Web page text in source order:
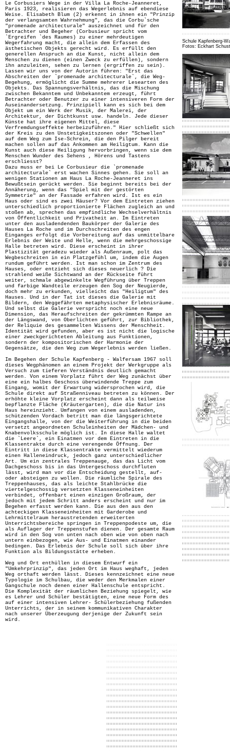
Le Corbusiers Wege in der Villa La Roche-Jeanneret,
Paris 1923, realisieren das Wegerlebnis auf ebendiese
Weise. Elisabeth Blum (2) erkennt in ihnen ein "Prinzip
der verlangsamten Wahrnehmung", das die Corbu`sche
"promenade architecturale" auszeichnet und für den
Betrachter und Begeher (Corbusieur spricht vom
`Ergreifen `des Raumes) zu einer mehrdeutigen
Wegerfahrung macht, die allein dem Erfassen des
ästhetischen Objekts gerecht wird. Es erfüllt den
generellen Anspruch an die Kunst, nicht allein dem
Menschen zu dienen (einen Zweck zu erfüllen), sondern
ihn anzuleiten, sehen zu lernen (ergriffen zu sein).
Lassen wir uns von der Autorin führen: "Erst das
Abschreiten der `promenade architecturale`, die Weg-
Begehung, ermöglicht die Summe mehrerer Lesearten des
Objekts. Das Spannungsverhältnis, das die Mischung
zwischen Bekanntem und Unbekanntem erzeugt, führt
Betrachter oder Benutzer zu einer intensiveren Form der
Auseinandersetzung. Prinzipiell kann es sich bei dem
Objekt um ein Werk der Musik, der Malerei, der
Architektur, der Dichtkunst usw. handeln. Jede dieser
Künste hat ihre eigenen Mittel, diese
Verfremdungseffekte herbeizuführen." Hier schließt sich
der Kreis zu den Unstetigkeitszonen oder "Schwellen"
auf dem Weg zum Ise-Schrein, die den Pilger bereit
machen sollen auf das Ankommen am Heiligtum. Kann die
Kunst auch diese Heiligung hervorbringen, wenn sie dem
Menschen Wunder des Sehens , Hörens und Tastens
erschliesst?
Dazu muss er bei Le Corbusieur die `promenade
architecturale` erst wachen Sinnes gehen. Sie soll an
wenigen Stationen am Haus La Roche-Jeanneret ins
Bewußtsein gerückt werden. Sie beginnt bereits bei der
Annäherung, wenn das "Spiel mit der gestörten
Symmetrie" an der Fassade erfahren wird. Ist es ein
Haus oder sind es zwei Häuser? Vor dem Eintreten ziehen
unterschiedlich proportionierte Flächen zugleich an und
stoßen ab, sprechen das empfindliche Wechselverhältnis
von Öffentlichkeit und Privatheit an. Im Eintreten
unter den ausladendenden Baukörper der Galerie des
Hauses La Roche und im Durchschreiten des engen
Einganges erfolgt die Vorbereitung auf das unmittelbare
Erlebnis der Weite und Helle, wenn die mehrgeschossige
Halle betreten wird. Diese erscheint in ihrer
Plastizität geradezu wieder als Außenraum, polt das
Wegbeschreiten in ein Platzgefühl um, indem die Augen
rundum geführt werden. Ist man schon im Zentrum des
Hauses, oder entzieht sich dieses neuerlich ? Die
strahlend weiße Sichtwand an der Rückseite führt
weiter, schmale abgewinkelte Wegführung über Treppen
und farbige Wandteile erzeugen den Sog der Neugierde,
doch mehr zu erkunden, vielleicht das "Heiligtum" des
Hauses. Und in der Tat ist dieses die Galerie mit
Bildern, den Weggefährten metaphysischer Erlebnisräume.
Und selbst die Galerie verspricht noch eine neue
Dimension, das Heraufschreiten der gekrümmten Rampe an
der Längswand, von Oberlichten geführt, zur Bibliothek,
der Reliquie des gesammelten Wissens der Menschheit.
Identität wird gefunden, aber es ist nicht die logische
einer zweckgerichteten Ableitung aus Funktionen,
sondern der kompositorischen der Harmonie der
Gegensätze, die den Weg zum Wegerlebnis werden ließen.
Im Begehen der Schule Kapfenberg - Walfersam 1967 soll
dieses Wegphänomen an einem Projekt der Werkgruppe als
Versuch zum tieferen Verständnis deutlich gemacht
werden. Von einem Vorplatz führt der Weg zunächst über
eine ein halbes Geschoss überwindende Treppe zum
Eingang, womit der Erwartung widersprochen wird, die
Schule direkt auf Straßenniveau betreten zu können. Der
erhöhte kleine Vorplatz erscheint dann als teilweise
bepflanzte Fläche (Kräutergarten), die die Natur ins
Haus hereinzieht. Umfangen von einem ausladenden,
schützenden Vordach betritt man die längsgerichtete
Eingangshalle, von der die Weiterführung in die beiden
versetzt angeordneten Schuleinheiten der Mädchen- und
Knabenvolksschule möglich ist. In diese Halle waltet
die `Leere`, ein Einatmen vor dem Eintreten in die
Klassentrakte durch eine verengende Öffnung. Der
Eintritt in diese Klassentrakte vermittelt wiederum
einen Halleneindruck, jedoch ganz unterschiedlicher
Art. Um ein zentrales Treppenauge, das das Licht vom
Dachgeschoss bis in das Untergeschoss durchfluten
lässt, wird man vor die Entscheidung gestellt, auf-
oder absteigen zu wollen. Die räumliche Spirale des
Treppenhauses, das als leichte Stahlbrücke die
viertelgeschossig versetzten Klasseneinheiten
verbindet, offenbart einen einzigen Großraum, der
jedoch mit jedem Schritt anders erscheint und nur im
Begehen erfasst werden kann. Die aus den aus den
achteckigen Klasseneinheiten mit Garderobe und
Lehrmittelraum heraustretenden erweiterten
Unterrichtsbereiche springen in Treppenpodeste um, die
als Auflager der Treppenstufen dienen. Der gesamte Raum
wird in den Sog von unten nach oben wie von oben nach
untern einbezogen, wie Aus- und Einatmen einander
bedingen. Das Erlebnis der Schule soll sich über ihre
Funktion als Bildungsstätte erheben.
Weg und Ort enthüllen in diesem Entwurf ein
"Umkehrprinzip", das jeden Ort im Haus weghaft, jeden
Weg orthaft werden lässt. Dieses kennzeichnet eine neue
Typologie im Schulbau, die weder den Merkmalen einer
Gangschule noch denen einer Hallenschule entspricht.
Die Komplexität der räumlichen Beziehung spiegelt, wie
es Lehrer und Schüler bestätigten, eine neue Form des
auf einer intensiven Lehrer- Schülerbeziehung fußenden
Unterrichts, der in seinem kommunikativen Charakter
nach unserer Überzeugung derjenige der Zukunft sein
wird.
Schule Kapfenberg-
Fotos: Eckhart